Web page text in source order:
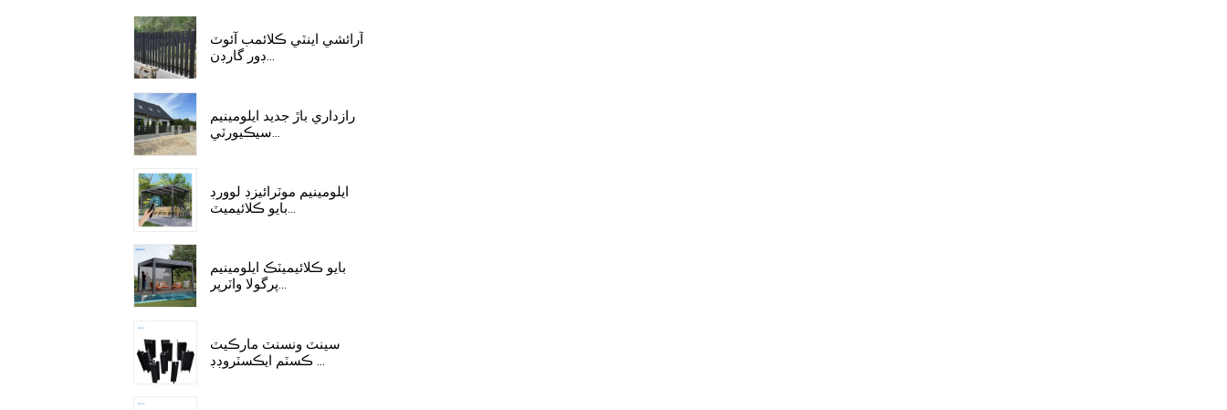
آرائشي اينٽي ڪلائمب آئوٽ
ڊور گارڊن...
رازداري باڙ جديد ايلومينيم
ايلومينيم موٽرائيزڊ لوورڊ
بايو ڪلائيميٽ...
بايو ڪلائيميٽڪ ايلومينيم
پرگولا واٽرپر...
سينٽ ونسنٽ مارڪيٽ